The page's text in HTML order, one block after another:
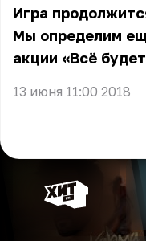
Игра
Мы определим
акции «Всё
13 июня 11:00 2018